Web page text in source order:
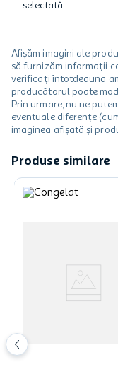
selectată
Afișăm imagini ale
să furnizăm informații
verificați întotdeauna
producătorul poate
Prin urmare, nu ne
eventuale diferențe
imaginea afișată și
Produse similare